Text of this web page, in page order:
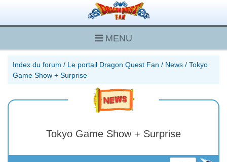
MENU
Index du forum / Le portail Dragon Quest Fan / News / Tokyo
Game Show + Surprise
Tokyo Game Show + Surprise